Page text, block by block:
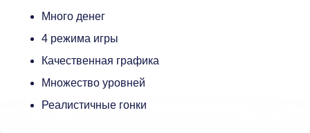
Много денег
4 режима игры
Качественная графика
Множество уровней
Реалистичные гонки